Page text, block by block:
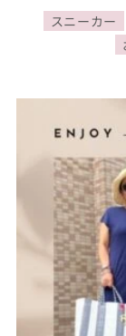
スニーカー